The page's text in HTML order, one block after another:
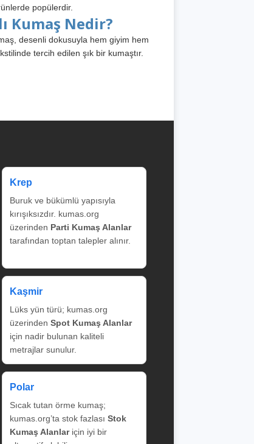
popülerdir.
Kumaş Nedir?
desenli dokusuyla hem giyim hem
tercih edilen şık bir kumaştır.
Krep
Buruk ve bükümlü yapısıyla
kırışıksızdır. kumas.org
üzerinden Parti Kumaş Alanlar
tarafından toptan talepler alınır.
Kaşmir
Lüks yün türü; kumas.org
üzerinden Spot Kumaş Alanlar
için nadir bulunan kaliteli
metrajlar sunulur.
Polar
Sıcak tutan örme kumaş;
kumas.org’ta stok fazlası Stok
Kumaş Alanlariçin iyi bir